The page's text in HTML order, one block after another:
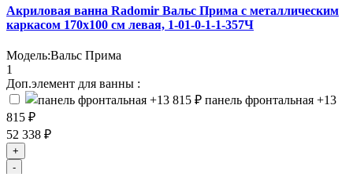
Акриловая ванна Radomir Вальс Прима с металлическим
каркасом 170х100 см левая, 1-01-0-1-1-357Ч
Модель:Вальс Прима
1
Доп.элемент для ванны :
панель фронтальная +13
815 ₽
52 338 ₽
+
-